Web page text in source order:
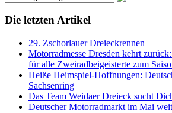
Die letzten Artikel
29. Zschorlauer Dreieckrennen
Motorradmesse Dresden kehrt
für alle Zweiradbeigeisterte zum
Heiße Heimspiel-Hoffnungen:
Sachsenring
Das Team Weidaer Dreieck sucht
Deutscher Motorradmarkt im Mai